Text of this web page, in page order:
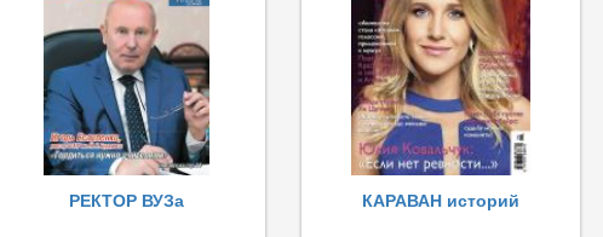
РЕКТОР ВУЗа КАРАВАН историй